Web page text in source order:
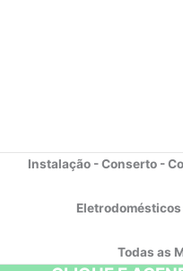
Instalação - Conserto -
Todas as